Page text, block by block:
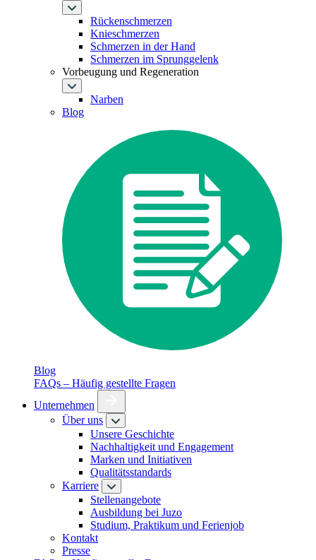
Rückenschmerzen
Knieschmerzen
Schmerzen in der Hand
Schmerzen im Sprunggelenk
Vorbeugung und Regeneration
Narben
Blog
Blog
FAQs – Häufig gestellte Fragen
Unternehmen
Über uns
Unsere Geschichte
Nachhaltigkeit und Engagement
Marken und Initiativen
Qualitätsstandards
Karriere
Stellenangebote
Ausbildung bei Juzo
Studium, Praktikum und Ferienjob
Kontakt
Presse